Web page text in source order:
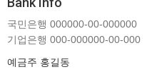
국민은행 000000-00-000000
기업은행 000-000000-00-000
예금주 홍길동